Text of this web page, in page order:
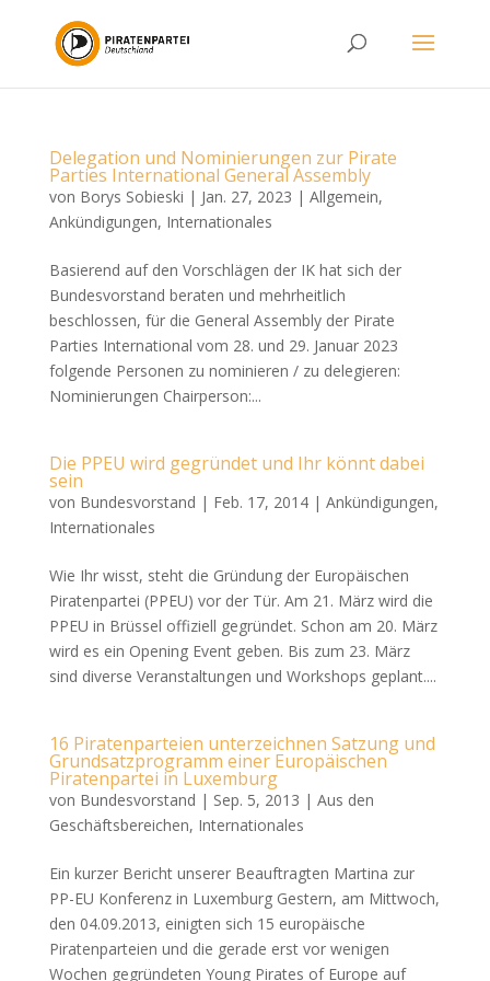
Delegation und Nominierungen zur Pirate
Parties International General Assembly
von Borys Sobieski | Jan. 27, 2023 | Allgemein,
Ankündigungen, Internationales
Basierend auf den Vorschlägen der IK hat sich der
Bundesvorstand beraten und mehrheitlich
beschlossen, für die General Assembly der Pirate
Parties International vom 28. und 29. Januar 2023
folgende Personen zu nominieren / zu delegieren:
Nominierungen Chairperson:...
Die PPEU wird gegründet und Ihr könnt dabei
sein
von Bundesvorstand | Feb. 17, 2014| Ankündigungen,
Internationales
Wie Ihr wisst, steht die Gründung der Europäischen
Piratenpartei (PPEU) vor der Tür. Am 21. März wird die
PPEU in Brüssel offiziell gegründet. Schon am 20. März
wird es ein Opening Event geben. Bis zum 23. März
sind diverse Veranstaltungen und Workshops geplant....
16 Piratenparteien unterzeichnen Satzung und
Grundsatzprogramm einer Europäischen
Piratenpartei in Luxemburg
von Bundesvorstand | Sep. 5, 2013 | Aus den
Geschäftsbereichen, Internationales
Ein kurzer Bericht unserer Beauftragten Martina zur
PP-EU Konferenz in Luxemburg Gestern, am Mittwoch,
den 04.09.2013, einigten sich 15 europäische
Piratenparteien und die gerade erst vor wenigen
Wochen gegründeten Young Pirates of Europe auf